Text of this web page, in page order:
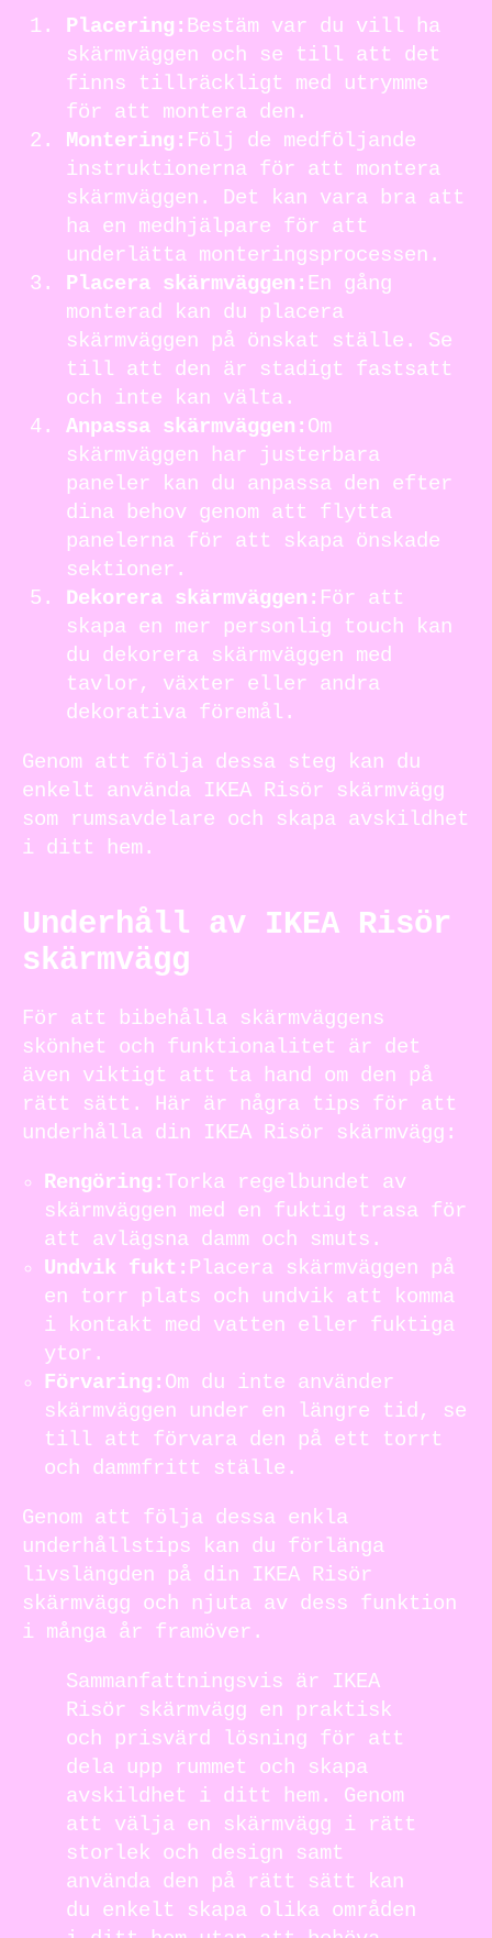
Placering: Bestäm var du vill ha
skärmväggen och se till att det
finns tillräckligt med utrymme
för att montera den.
Montering: Följ de medföljande
instruktionerna för att montera
skärmväggen. Det kan vara bra att
ha en medhjälpare för att
underlätta monteringsprocessen.
Placera skärmväggen: En gång
monterad kan du placera
skärmväggen på önskat ställe. Se
till att den är stadigt fastsatt
och inte kan välta.
Anpassa skärmväggen: Om
skärmväggen har justerbara
paneler kan du anpassa den efter
dina behov genom att flytta
panelerna för att skapa önskade
sektioner.
Dekorera skärmväggen: För att
skapa en mer personlig touch kan
du dekorera skärmväggen med
tavlor, växter eller andra
dekorativa föremål.
Genom att följa dessa steg kan du
enkelt använda IKEA Risör skärmvägg
som rumsavdelare och skapa avskildhet
i ditt hem.
Underhåll av IKEA Risör
skärmvägg
För att bibehålla skärmväggens
skönhet och funktionalitet är det
även viktigt att ta hand om den på
rätt sätt. Här är några tips för att
underhålla din IKEA Risör skärmvägg:
Rengöring: Torka regelbundet av
skärmväggen med en fuktig trasa för
att avlägsna damm och smuts.
Undvik fukt: Placera skärmväggen på
en torr plats och undvik att komma
i kontakt med vatten eller fuktiga
ytor.
Förvaring: Om du inte använder
skärmväggen under en längre tid, se
till att förvara den på ett torrt
och dammfritt ställe.
Genom att följa dessa enkla
underhållstips kan du förlänga
livslängden på din IKEA Risör
skärmvägg och njuta av dess funktion
i många år framöver.
Sammanfattningsvis är IKEA
Risör skärmvägg en praktisk
och prisvärd lösning för att
dela upp rummet och skapa
avskildhet i ditt hem. Genom
att välja en skärmvägg i rätt
storlek och design samt
använda den på rätt sätt kan
du enkelt skapa olika områden